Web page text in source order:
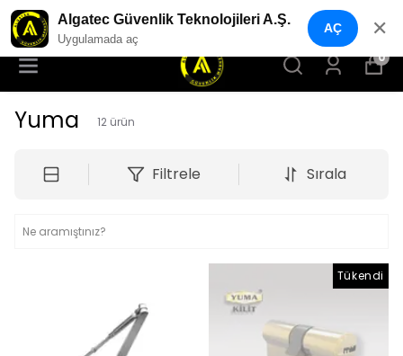
YENI NESIL GÜVENLIK GEÇIŞ SISTEMLERI
0
Yuma 12 ürün
Filtrele Sırala
Tükendi
Algatec Güvenlik Teknolojileri A.Ş.
Uygulamada aç
AÇ ✕